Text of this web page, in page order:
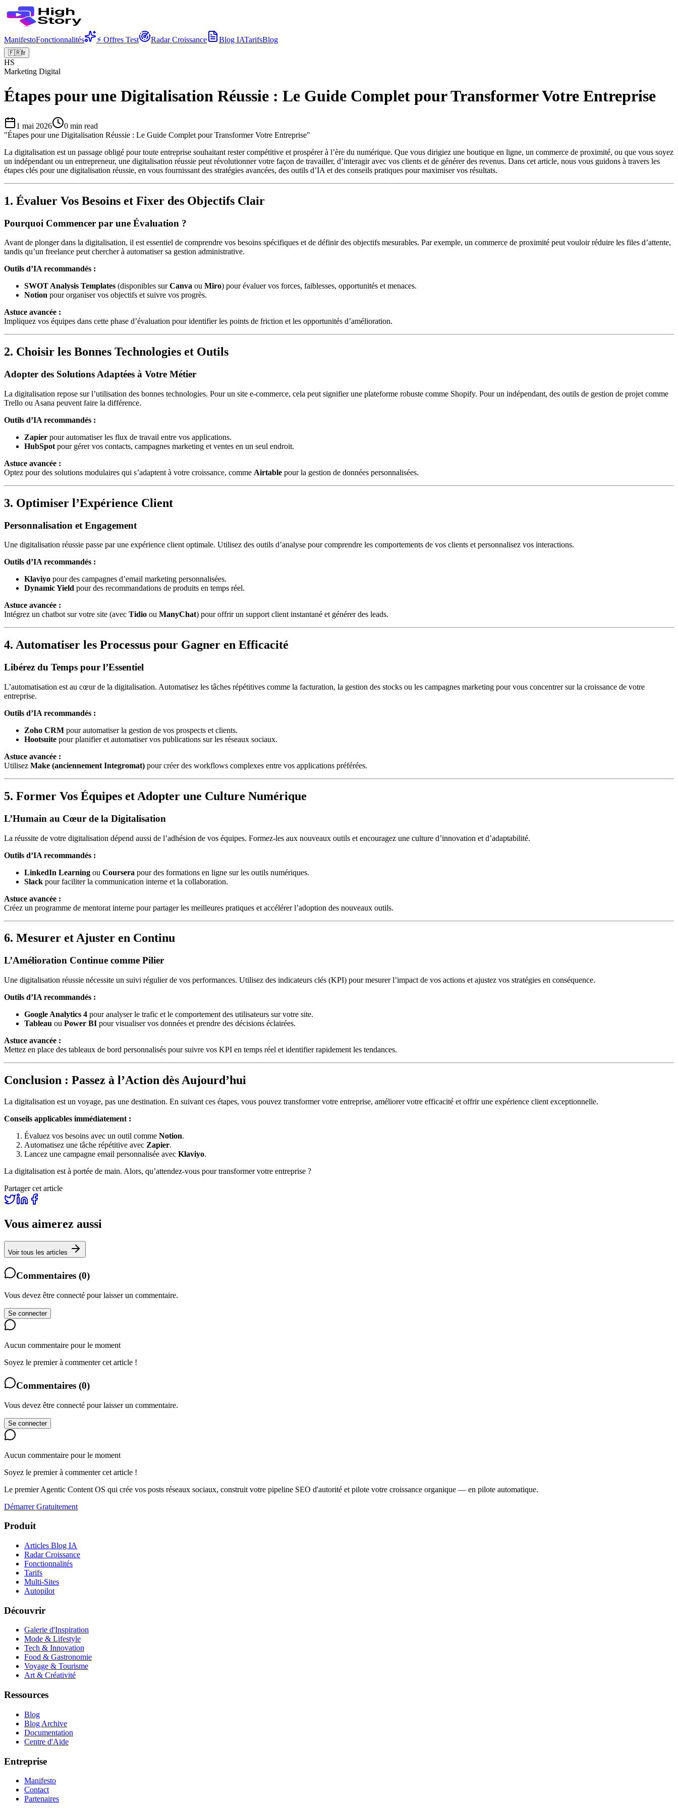
ManifestoFonctionnalités ⚡ Offres Test Radar Croissance Blog IATarifsBlog
🇫🇷fr
HS
Marketing Digital
Étapes pour une Digitalisation Réussie : Le Guide Complet pour Transformer Votre Entreprise
1 mai 2026 0 min read
"Étapes pour une Digitalisation Réussie : Le Guide Complet pour Transformer Votre Entreprise"
La digitalisation est un passage obligé pour toute entreprise souhaitant rester compétitive et prospérer à l’ère du numérique. Que vous dirigiez une boutique en ligne, un commerce de proximité, ou que vous soyez
un indépendant ou un entrepreneur, une digitalisation réussie peut révolutionner votre façon de travailler, d’interagir avec vos clients et de générer des revenus. Dans cet article, nous vous guidons à travers les
étapes clés pour une digitalisation réussie, en vous fournissant des stratégies avancées, des outils d’IA et des conseils pratiques pour maximiser vos résultats.
1. Évaluer Vos Besoins et Fixer des Objectifs Clair
Pourquoi Commencer par une Évaluation ?
Avant de plonger dans la digitalisation, il est essentiel de comprendre vos besoins spécifiques et de définir des objectifs mesurables. Par exemple, un commerce de proximité peut vouloir réduire les files d’attente,
tandis qu’un freelance peut chercher à automatiser sa gestion administrative.
Outils d’IA recommandés :
SWOT Analysis Templates (disponibles surCanva ou Miro) pour évaluer vos forces, faiblesses, opportunités et menaces.
Notion pour organiser vos objectifs et suivre vos progrès.
Astuce avancée :
Impliquez vos équipes dans cette phase d’évaluation pour identifier les points de friction et les opportunités d’amélioration.
2. Choisir les Bonnes Technologies et Outils
Adopter des Solutions Adaptées à Votre Métier
La digitalisation repose sur l’utilisation des bonnes technologies. Pour un site e-commerce, cela peut signifier une plateforme robuste comme Shopify. Pour un indépendant, des outils de gestion de projet comme
Trello ou Asana peuvent faire la différence.
Outils d’IA recommandés :
Zapier pour automatiser les flux de travail entre vos applications.
HubSpot pour gérer vos contacts, campagnes marketing et ventes en un seul endroit.
Astuce avancée :
Optez pour des solutions modulaires qui s’adaptent à votre croissance, comme Airtable pour la gestion de données personnalisées.
3. Optimiser l’Expérience Client
Personnalisation et Engagement
Une digitalisation réussie passe par une expérience client optimale. Utilisez des outils d’analyse pour comprendre les comportements de vos clients et personnalisez vos interactions.
Outils d’IA recommandés :
Klaviyo pour des campagnes d’email marketing personnalisées.
Dynamic Yield pour des recommandations de produits en temps réel.
Astuce avancée :
Intégrez un chatbot sur votre site (avec Tidio ou ManyChat) pour offrir un support client instantané et générer des leads.
4. Automatiser les Processus pour Gagner en Efficacité
Libérez du Temps pour l’Essentiel
L’automatisation est au cœur de la digitalisation. Automatisez les tâches répétitives comme la facturation, la gestion des stocks ou les campagnes marketing pour vous concentrer sur la croissance de votre
entreprise.
Outils d’IA recommandés :
Zoho CRM pour automatiser la gestion de vos prospects et clients.
Hootsuite pour planifier et automatiser vos publications sur les réseaux sociaux.
Astuce avancée :
Utilisez Make (anciennement Integromat) pour créer des workflows complexes entre vos applications préférées.
5. Former Vos Équipes et Adopter une Culture Numérique
L’Humain au Cœur de la Digitalisation
La réussite de votre digitalisation dépend aussi de l’adhésion de vos équipes. Formez-les aux nouveaux outils et encouragez une culture d’innovation et d’adaptabilité.
Outils d’IA recommandés :
LinkedIn Learning ou Coursera pour des formations en ligne sur les outils numériques.
Slack pour faciliter la communication interne et la collaboration.
Astuce avancée :
Créez un programme de mentorat interne pour partager les meilleures pratiques et accélérer l’adoption des nouveaux outils.
6. Mesurer et Ajuster en Continu
L’Amélioration Continue comme Pilier
Une digitalisation réussie nécessite un suivi régulier de vos performances. Utilisez des indicateurs clés (KPI) pour mesurer l’impact de vos actions et ajustez vos stratégies en conséquence.
Outils d’IA recommandés :
Google Analytics 4 pour analyser le trafic et le comportement des utilisateurs sur votre site.
Tableau ou Power BI pour visualiser vos données et prendre des décisions éclairées.
Astuce avancée :
Mettez en place des tableaux de bord personnalisés pour suivre vos KPI en temps réel et identifier rapidement les tendances.
Conclusion : Passez à l’Action dès Aujourd’hui
La digitalisation est un voyage, pas une destination. En suivant ces étapes, vous pouvez transformer votre entreprise, améliorer votre efficacité et offrir une expérience client exceptionnelle.
Conseils applicables immédiatement :
Évaluez vos besoins avec un outil comme Notion.
Automatisez une tâche répétitive avec Zapier.
Lancez une campagne email personnalisée avec Klaviyo.
La digitalisation est à portée de main. Alors, qu’attendez-vous pour transformer votre entreprise ?
Partager cet article
Vous aimerez aussi
Voir tous les articles
Commentaires (0)
Vous devez être connecté pour laisser un commentaire.
Se connecter
Aucun commentaire pour le moment
Soyez le premier à commenter cet article !
Commentaires (0)
Vous devez être connecté pour laisser un commentaire.
Se connecter
Aucun commentaire pour le moment
Soyez le premier à commenter cet article !
Le premier Agentic Content OS qui crée vos posts réseaux sociaux, construit votre pipeline SEO d'autorité et pilote votre croissance organique — en pilote automatique.
Démarrer Gratuitement
Produit
Articles Blog IA
Radar Croissance
Fonctionnalités
Tarifs
Multi-Sites
Autopilot
Découvrir
Galerie d'Inspiration
Mode & Lifestyle
Tech & Innovation
Food & Gastronomie
Voyage & Tourisme
Art & Créativité
Ressources
Blog
Blog Archive
Documentation
Centre d'Aide
Entreprise
Manifesto
Contact
Partenaires